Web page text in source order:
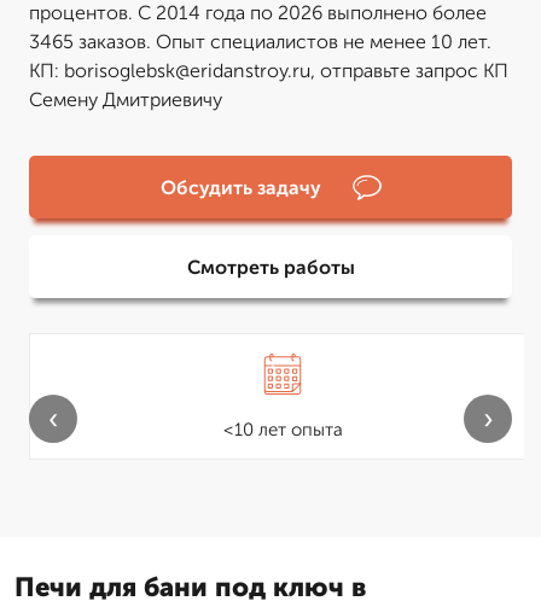
процентов. С 2014 года по 2026 выполнено более
3465 заказов. Опыт специалистов не менее 10 лет.
КП: borisoglebsk@eridanstroy.ru, отправьте запрос КП
Семену Дмитриевичу
Обсудить задачу
Смотреть работы
<10 лет опыта
‹ ›
Печи для бани под ключ в